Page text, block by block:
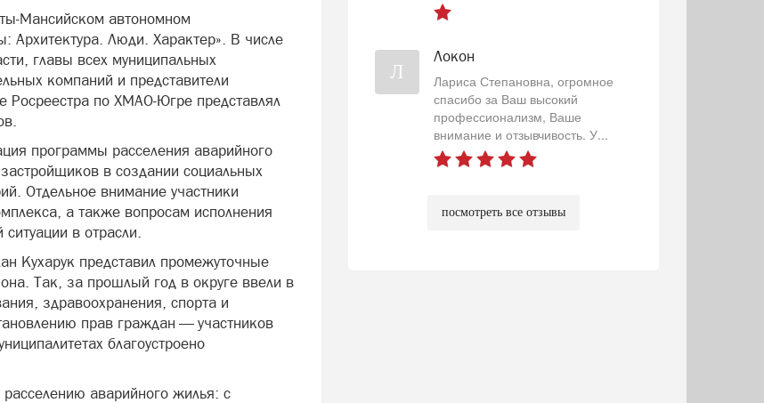
автономном
Люди. Характер». В числе
главы всех муниципальных
компаний и представители
Росреестра по ХМАО‑Югре представлял
программы расселения аварийного
в создании социальных
Отдельное внимание участники
а также вопросам исполнения
в отрасли.
Кухарук представил промежуточные
Так, за прошлый год в округе ввели в
здравоохранения, спорта и
прав граждан — участников
благоустроено
аварийного жилья: с
Л
Локон
Лариса Степановна, огромное
спасибо за Ваш высокий
профессионализм, Ваше
внимание и отзывчивость. У...
посмотреть все отзывы